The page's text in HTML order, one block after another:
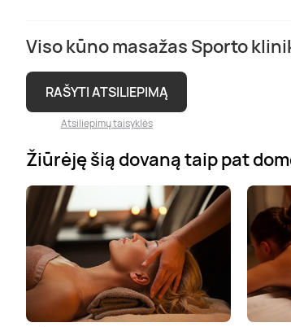
Viso kūno masažas Sporto
RAŠYTI ATSILIEPIMĄ
Atsiliepimų taisyklės
Žiūrėję šią dovaną taip pat